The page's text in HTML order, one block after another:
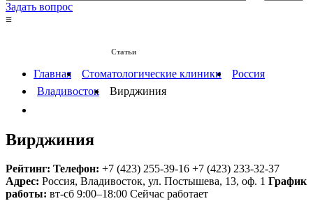
Задать вопрос
≡
Статьи
Главная Стоматологические клиники
Россия
Владивосток
Вирджиния
Вирджиния
Рейтинг: Телефон: +7 (423) 255-39-16 +7 (423) 233-32-37
Адрес: Россия, Владивосток, ул. Постышева, 13, оф. 1 График
работы: вт-сб 9:00–18:00 Сейчас работает